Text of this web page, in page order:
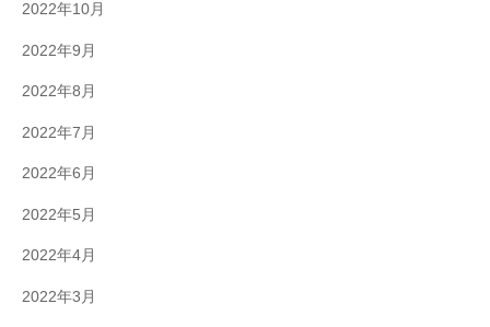
2022年10月
2022年9月
2022年8月
2022年7月
2022年6月
2022年5月
2022年4月
2022年3月